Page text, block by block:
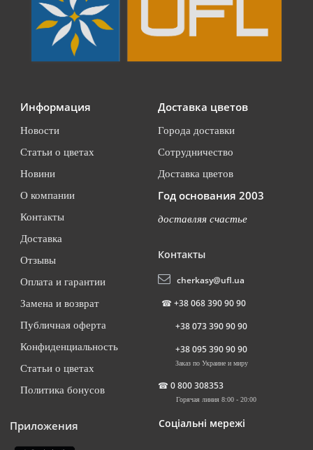
Информация
Новости
Статьи о цветах
Новини
О компании
Контакты
Доставка
Отзывы
Оплата и гарантии
Замена и возврат
Публичная оферта
Конфиденциальность
Статьи о цветах
Политика бонусов
Приложения
Доставка цветов
Города доставки
Сотрудничество
Доставка цветов
Год основания 2003
доставляя счастье
Контакты
cherkasy@ufl.ua
☎ +38 068 390 90 90
+38 073 390 90 90
+38 095 390 90 90
Заказ по Украине и миру
☎ 0 800 308353
Горячая линия 8:00 - 20:00
Соціальні мережі